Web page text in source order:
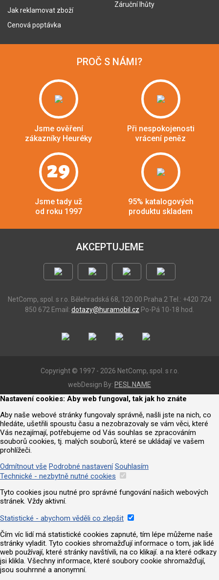
Jak reklamovat zboží
Cenová poptávka
Záruční lhůty
PROČ S NÁMI?
Jsme ověření
zákazníky Heuréky
Při nespokojenosti
vrácení peněz
29
Jsme tady už
od roku 1997
95% katalogových
produktu skladem
AKCEPTUJEME
NetComp, spol. s r.o. Bělehradská 68, 120 00 Praha 2 Tel.: +420 724
850 672 Email: dotazy@huramobil.cz Po-Pá 10-18 hod.
Copyright © 1997 - 2026 NetComp, spol. s r.o.
webDesign By: PESL.NAME
Nastavení cookies: Aby web fungoval, tak jak ho znáte
Aby naše webové stránky fungovaly správně, našli jste na nich, co
hledáte, ušetřili spoustu času a nezobrazovaly se vám věci, které
Vás nezajímají, potřebujeme od Vás souhlas se zpracováním
souborů cookies, tj. malých souborů, které se ukládají ve vašem
prohlížeči.
Odmítnout vše Podrobné nastavení Souhlasím
Technické - nezbytně nutné cookies
Tyto cookies jsou nutné pro správné fungování našich webových
stránek. Vždy aktivní.
Statistické - abychom věděli co zlepšit
Čím víc lidí má statistické cookies zapnuté, tím lépe můžeme naše
stránky vyladit. Tyto cookies shromažďují informace o tom, jak lidé
web používají, které stránky navštívili, na co klikají. a na které odkazy
jsi klikla. Všechny informace, které soubory cookie shromažďují,
jsou souhrnné a anonymní.